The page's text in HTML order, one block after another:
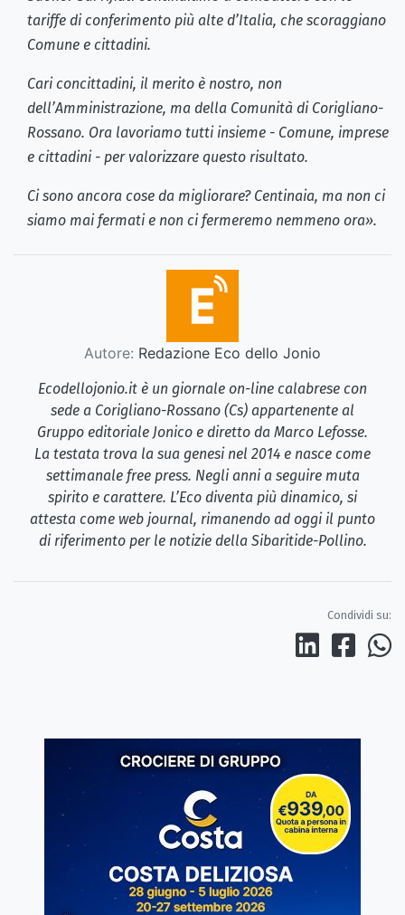
tariffe di conferimento più alte d’Italia, che scoraggiano
Comune e cittadini.
Cari concittadini, il merito è nostro, non
dell’Amministrazione, ma della Comunità di Corigliano-
Rossano. Ora lavoriamo tutti insieme - Comune, imprese
e cittadini - per valorizzare questo risultato.
Ci sono ancora cose da migliorare? Centinaia, ma non ci
siamo mai fermati e non ci fermeremo nemmeno ora».
Autore: Redazione Eco dello Jonio
Ecodellojonio.it è un giornale on-line calabrese con
sede a Corigliano-Rossano (Cs) appartenente al
Gruppo editoriale Jonico e diretto da Marco Lefosse.
La testata trova la sua genesi nel 2014 e nasce come
settimanale free press. Negli anni a seguire muta
spirito e carattere. L’Eco diventa più dinamico, si
attesta come web journal, rimanendo ad oggi il punto
di riferimento per le notizie della Sibaritide-Pollino.
Condividi su: